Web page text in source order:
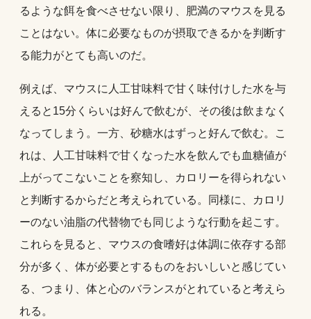
るような餌を食べさせない限り、肥満のマウスを見る
ことはない。体に必要なものが摂取できるかを判断す
る能力がとても高いのだ。
例えば、マウスに人工甘味料で甘く味付けした水を与
えると15分くらいは好んで飲むが、その後は飲まなく
なってしまう。一方、砂糖水はずっと好んで飲む。こ
れは、人工甘味料で甘くなった水を飲んでも血糖値が
上がってこないことを察知し、カロリーを得られない
と判断するからだと考えられている。同様に、カロリ
ーのない油脂の代替物でも同じような行動を起こす。
これらを見ると、マウスの食嗜好は体調に依存する部
分が多く、体が必要とするものをおいしいと感じてい
る、つまり、体と心のバランスがとれていると考えら
れる。